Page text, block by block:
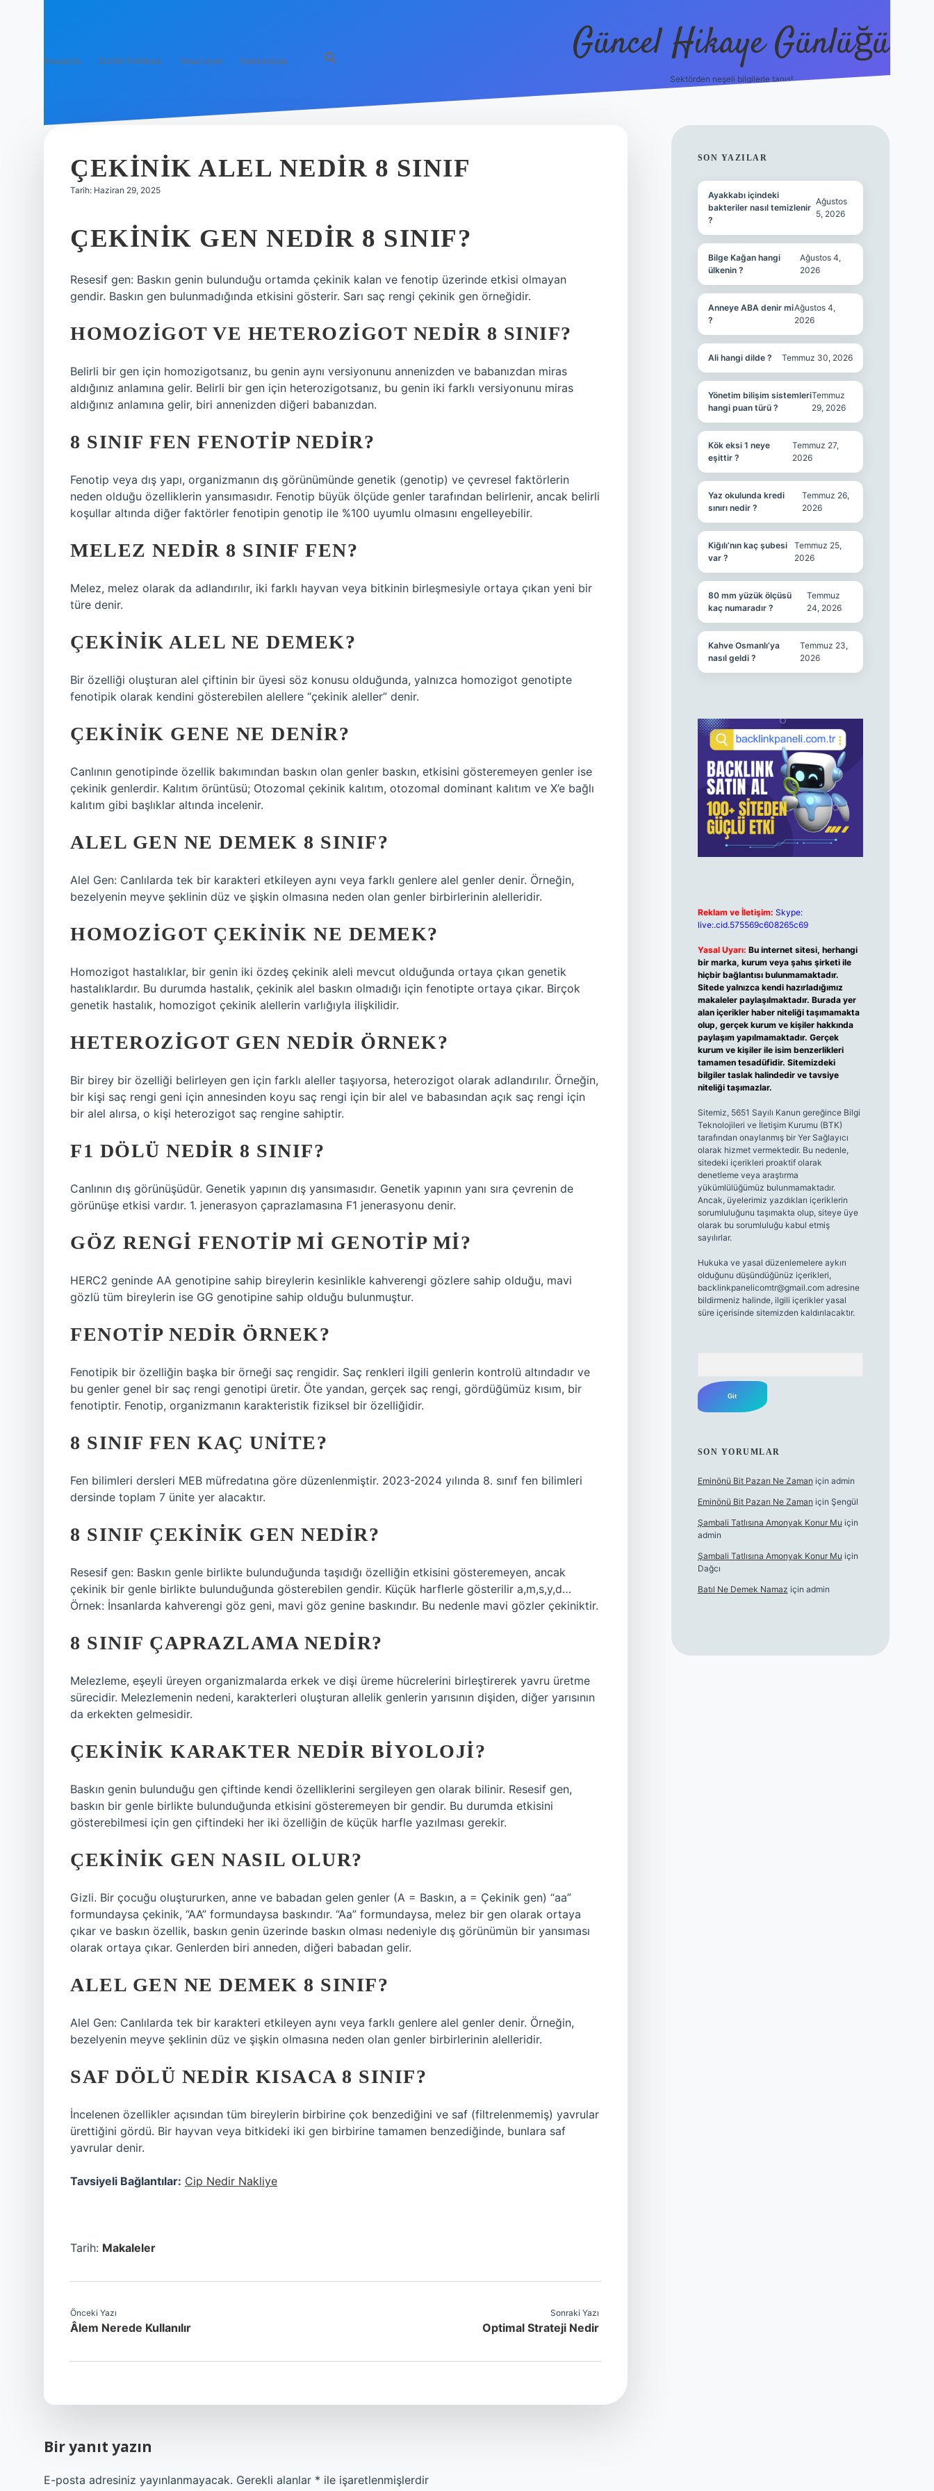
Anasayfa Gizlilik Politikası Yasal Uyarı Hakkımızda Güncel Hikaye Günlüğü
Sektörden neşeli bilgilerle tanış!
ÇEKINIK ALEL NEDIR 8 SINIF
Tarih: Haziran 29, 2025
ÇEKINIK GEN NEDIR 8 SINIF?
Resesif gen: Baskın genin bulunduğu ortamda çekinik kalan ve fenotip üzerinde etkisi olmayan
gendir. Baskın gen bulunmadığında etkisini gösterir. Sarı saç rengi çekinik gen örneğidir.
HOMOZIGOT VE HETEROZIGOT NEDIR 8 SINIF?
Belirli bir gen için homozigotsanız, bu genin aynı versiyonunu annenizden ve babanızdan miras
aldığınız anlamına gelir. Belirli bir gen için heterozigotsanız, bu genin iki farklı versiyonunu miras
aldığınız anlamına gelir, biri annenizden diğeri babanızdan.
8 SINIF FEN FENOTIP NEDIR?
Fenotip veya dış yapı, organizmanın dış görünümünde genetik (genotip) ve çevresel faktörlerin
neden olduğu özelliklerin yansımasıdır. Fenotip büyük ölçüde genler tarafından belirlenir, ancak belirli
koşullar altında diğer faktörler fenotipin genotip ile %100 uyumlu olmasını engelleyebilir.
MELEZ NEDIR 8 SINIF FEN?
Melez, melez olarak da adlandırılır, iki farklı hayvan veya bitkinin birleşmesiyle ortaya çıkan yeni bir
türe denir.
ÇEKINIK ALEL NE DEMEK?
Bir özelliği oluşturan alel çiftinin bir üyesi söz konusu olduğunda, yalnızca homozigot genotipte
fenotipik olarak kendini gösterebilen alellere “çekinik aleller” denir.
ÇEKINIK GENE NE DENIR?
Canlının genotipinde özellik bakımından baskın olan genler baskın, etkisini gösteremeyen genler ise
çekinik genlerdir. Kalıtım örüntüsü; Otozomal çekinik kalıtım, otozomal dominant kalıtım ve X’e bağlı
kalıtım gibi başlıklar altında incelenir.
ALEL GEN NE DEMEK 8 SINIF?
Alel Gen: Canlılarda tek bir karakteri etkileyen aynı veya farklı genlere alel genler denir. Örneğin,
bezelyenin meyve şeklinin düz ve şişkin olmasına neden olan genler birbirlerinin alelleridir.
HOMOZIGOT ÇEKINIK NE DEMEK?
Homozigot hastalıklar, bir genin iki özdeş çekinik aleli mevcut olduğunda ortaya çıkan genetik
hastalıklardır. Bu durumda hastalık, çekinik alel baskın olmadığı için fenotipte ortaya çıkar. Birçok
genetik hastalık, homozigot çekinik alellerin varlığıyla ilişkilidir.
HETEROZIGOT GEN NEDIR ÖRNEK?
Bir birey bir özelliği belirleyen gen için farklı aleller taşıyorsa, heterozigot olarak adlandırılır. Örneğin,
bir kişi saç rengi geni için annesinden koyu saç rengi için bir alel ve babasından açık saç rengi için
bir alel alırsa, o kişi heterozigot saç rengine sahiptir.
F1 DÖLÜ NEDIR 8 SINIF?
Canlının dış görünüşüdür. Genetik yapının dış yansımasıdır. Genetik yapının yanı sıra çevrenin de
görünüşe etkisi vardır. 1. jenerasyon çaprazlamasına F1 jenerasyonu denir.
GÖZ RENGI FENOTIP MI GENOTIP MI?
HERC2 geninde AA genotipine sahip bireylerin kesinlikle kahverengi gözlere sahip olduğu, mavi
gözlü tüm bireylerin ise GG genotipine sahip olduğu bulunmuştur.
FENOTIP NEDIR ÖRNEK?
Fenotipik bir özelliğin başka bir örneği saç rengidir. Saç renkleri ilgili genlerin kontrolü altındadır ve
bu genler genel bir saç rengi genotipi üretir. Öte yandan, gerçek saç rengi, gördüğümüz kısım, bir
fenotiptir. Fenotip, organizmanın karakteristik fiziksel bir özelliğidir.
8 SINIF FEN KAÇ UNITE?
Fen bilimleri dersleri MEB müfredatına göre düzenlenmiştir. 2023-2024 yılında 8. sınıf fen bilimleri
dersinde toplam 7 ünite yer alacaktır.
8 SINIF ÇEKINIK GEN NEDIR?
Resesif gen: Baskın genle birlikte bulunduğunda taşıdığı özelliğin etkisini gösteremeyen, ancak
çekinik bir genle birlikte bulunduğunda gösterebilen gendir. Küçük harflerle gösterilir a,m,s,y,d…
Örnek: İnsanlarda kahverengi göz geni, mavi göz genine baskındır. Bu nedenle mavi gözler çekiniktir.
8 SINIF ÇAPRAZLAMA NEDIR?
Melezleme, eşeyli üreyen organizmalarda erkek ve dişi üreme hücrelerini birleştirerek yavru üretme
sürecidir. Melezlemenin nedeni, karakterleri oluşturan allelik genlerin yarısının dişiden, diğer yarısının
da erkekten gelmesidir.
ÇEKINIK KARAKTER NEDIR BIYOLOJI?
Baskın genin bulunduğu gen çiftinde kendi özelliklerini sergileyen gen olarak bilinir. Resesif gen,
baskın bir genle birlikte bulunduğunda etkisini gösteremeyen bir gendir. Bu durumda etkisini
gösterebilmesi için gen çiftindeki her iki özelliğin de küçük harfle yazılması gerekir.
ÇEKINIK GEN NASIL OLUR?
Gizli. Bir çocuğu oluştururken, anne ve babadan gelen genler (A = Baskın, a = Çekinik gen) “aa”
formundaysa çekinik, “AA” formundaysa baskındır. “Aa” formundaysa, melez bir gen olarak ortaya
çıkar ve baskın özellik, baskın genin üzerinde baskın olması nedeniyle dış görünümün bir yansıması
olarak ortaya çıkar. Genlerden biri anneden, diğeri babadan gelir.
ALEL GEN NE DEMEK 8 SINIF?
Alel Gen: Canlılarda tek bir karakteri etkileyen aynı veya farklı genlere alel genler denir. Örneğin,
bezelyenin meyve şeklinin düz ve şişkin olmasına neden olan genler birbirlerinin alelleridir.
SAF DÖLÜ NEDIR KISACA 8 SINIF?
İncelenen özellikler açısından tüm bireylerin birbirine çok benzediğini ve saf (filtrelenmemiş) yavrular
ürettiğini gördü. Bir hayvan veya bitkideki iki gen birbirine tamamen benzediğinde, bunlara saf
yavrular denir.
Tavsiyeli Bağlantılar: Cip Nedir Nakliye
Tarih: Makaleler
Önceki Yazı
Âlem Nerede Kullanılır
Sonraki Yazı
Optimal Strateji Nedir
Bir yanıt yazın
E-posta adresiniz yayınlanmayacak. Gerekli alanlar * ile işaretlenmişlerdir
SIDEBAR
SON YAZILAR
Ayakkabı içindeki
bakteriler nasıl temizlenir
?
Ağustos
5, 2026
Bilge Kağan hangi
ülkenin ?
Ağustos 4,
2026
Anneye ABA denir mi
?
Ağustos 4,
2026
Ali hangi dilde ? Temmuz 30, 2026
Yönetim bilişim sistemleri
hangi puan türü ?
Temmuz
29, 2026
Kök eksi 1 neye
eşittir ?
Temmuz 27,
2026
Yaz okulunda kredi
sınırı nedir ?
Temmuz 26,
2026
Kiğılı’nın kaç şubesi
var ?
Temmuz 25,
2026
80 mm yüzük ölçüsü
kaç numaradır ?
Temmuz
24, 2026
Kahve Osmanlı’ya
nasıl geldi ?
Temmuz 23,
2026
Reklam ve İletişim: Skype:
live:.cid.575569c608265c69
Yasal Uyarı: Bu internet sitesi, herhangi
bir marka, kurum veya şahıs şirketi ile
hiçbir bağlantısı bulunmamaktadır.
Sitede yalnızca kendi hazırladığımız
makaleler paylaşılmaktadır. Burada yer
alan içerikler haber niteliği taşımamakta
olup, gerçek kurum ve kişiler hakkında
paylaşım yapılmamaktadır. Gerçek
kurum ve kişiler ile isim benzerlikleri
tamamen tesadüfidir. Sitemizdeki
bilgiler taslak halindedir ve tavsiye
niteliği taşımazlar.
Sitemiz, 5651 Sayılı Kanun gereğince Bilgi
Teknolojileri ve İletişim Kurumu (BTK)
tarafından onaylanmış bir Yer Sağlayıcı
olarak hizmet vermektedir. Bu nedenle,
sitedeki içerikleri proaktif olarak
denetleme veya araştırma
yükümlülüğümüz bulunmamaktadır.
Ancak, üyelerimiz yazdıkları içeriklerin
sorumluluğunu taşımakta olup, siteye üye
olarak bu sorumluluğu kabul etmiş
sayılırlar.
Hukuka ve yasal düzenlemelere aykırı
olduğunu düşündüğünüz içerikleri,
backlinkpanelicomtr@gmail.comadresine
bildirmeniz halinde, ilgili içerikler yasal
süre içerisinde sitemizden kaldırılacaktır.
SON YORUMLAR
Eminönü Bit Pazarı Ne Zaman için admin
Eminönü Bit Pazarı Ne Zaman için Şengül
Şambali Tatlısına Amonyak Konur Mu için
admin
Şambali Tatlısına Amonyak Konur Mu için
Dağcı
Batıl Ne Demek Namaz için admin
https://